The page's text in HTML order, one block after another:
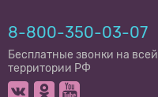
8-800-350-03-07
Бесплатные звонки на всей
территории РФ